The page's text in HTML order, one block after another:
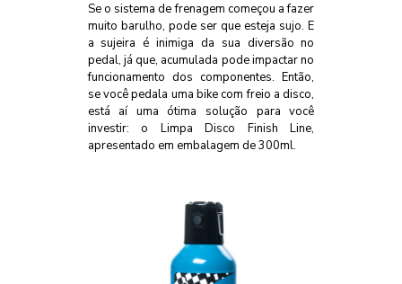
Se o sistema de frenagem começou a fazer
muito barulho, pode ser que esteja sujo. E
a sujeira é inimiga da sua diversão no
pedal, já que, acumulada pode impactar no
funcionamento dos componentes. Então,
se você pedala uma bike com freio a disco,
está aí uma ótima solução para você
investir: o Limpa Disco Finish Line,
apresentado em embalagem de 300ml.